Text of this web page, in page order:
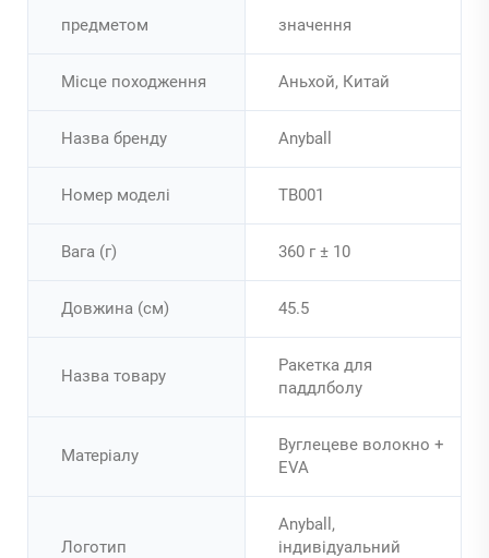
предметом значення
Місце походження Аньхой, Китай
Назва бренду Anyball
Номер моделі TB001
Вага (г) 360 г ± 10
Довжина (см) 45.5
Назва товару
Ракетка для
паддлболу
Матеріалу
Вуглецеве волокно +
EVA
Логотип
Anyball,
індивідуальний